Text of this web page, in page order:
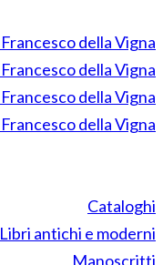
Cataloghi
Libri antichi e moderni
Manoscritti